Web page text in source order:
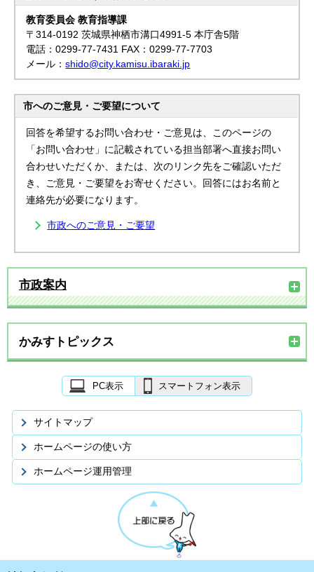
教育委員会 教育指導課
〒314-0192 茨城県神栖市溝口4991-5 本庁舎5階
電話：0299-77-7431 FAX：0299-77-7703
メール：shido@city.kamisu.ibaraki.jp
市へのご意見・ご要望について
回答を希望するお問い合わせ・ご意見は、このページの
「お問い合わせ」に記載されている担当部署へ直接お問い
合わせいただくか、または、次のリンク先をご確認いただ
き、ご意見・ご要望をお寄せください。回答にはお名前と
連絡先が必要になります。
市政へのご意見・ご要望
市政案内
かみすトピックス
PC表示 スマートフォン表示
サイトマップ
ホームページの使い方
ホームページ運用管理